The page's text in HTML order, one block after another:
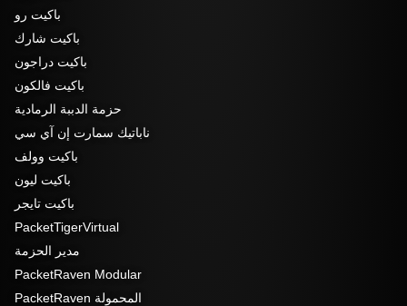
باكيت رو
باكيت شارك
باكيت دراجون
باكيت فالكون
حزمة الدببة الرمادية
ناباتيك سمارت إن آي سي
باكيت وولف
باكيت ليون
باكيت تايجر
PacketTigerVirtual
مدير الحزمة
PacketRaven Modular
PacketRaven المحمولة